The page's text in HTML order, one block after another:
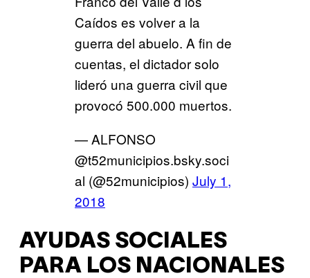
Caídos es volver a la
guerra del abuelo. A fin de
cuentas, el dictador solo
lideró una guerra civil que
provocó 500.000 muertos.
— ALFONSO
@t52municipios.bsky.soci
al (@52municipios) July 1,
2018
AYUDAS SOCIALES
PARA LOS NACIONALES